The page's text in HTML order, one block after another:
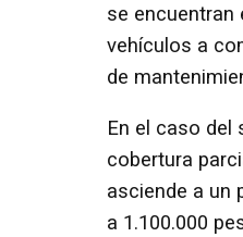
se encuentran
vehículos a
de
En el caso del
cobertura
asciende a un
a 1.100.000